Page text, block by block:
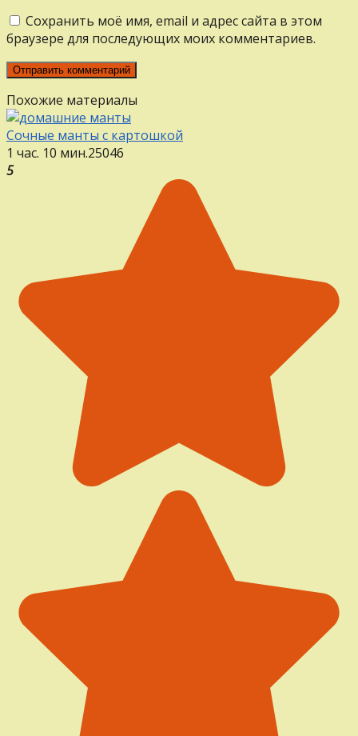
Сохранить моё имя, email и адрес сайта в этом
браузере для последующих моих комментариев.
Похожие материалы
Сочные манты с картошкой
1 час. 10 мин.25046
5